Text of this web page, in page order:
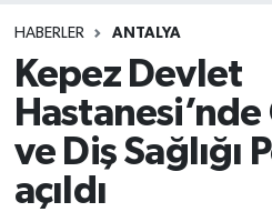
HABERLER ANTALYA
Kepez Devlet
Hastanesi’nde
ve Diş Sağlığı
açıldı
Tüm Manşetler
Son Dakika Haberleri
Haber Arşivi